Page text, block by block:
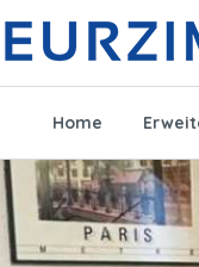
Home